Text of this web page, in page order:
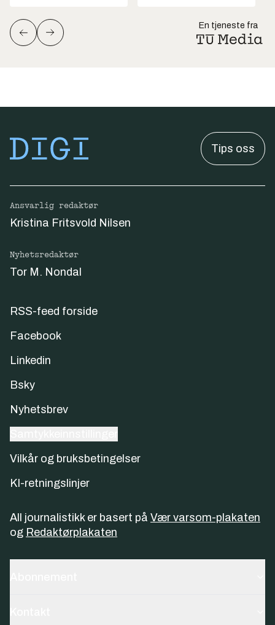
En tjeneste fra
Tips oss
Ansvarlig redaktør
Kristina Fritsvold Nilsen
Nyhetsredaktør
Tor M. Nondal
RSS-feed forside
Facebook
Linkedin
Bsky
Nyhetsbrev
Vilkår og bruksbetingelser
KI-retningslinjer
All journalistikk er basert på Vær varsom-plakaten
og Redaktørplakaten